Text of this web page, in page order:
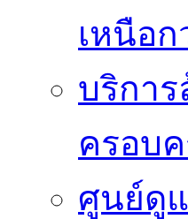
เหนือก
บริกา
ครอบ
ศูนย์ดู